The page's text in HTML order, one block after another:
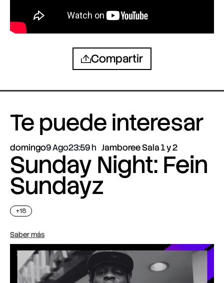
Compartir
Te puede interesar
domingo9 Ago23:59 Jamboree Sala 1 y 2
Sunday Night: Fein
Sundayz
+18
Saber más